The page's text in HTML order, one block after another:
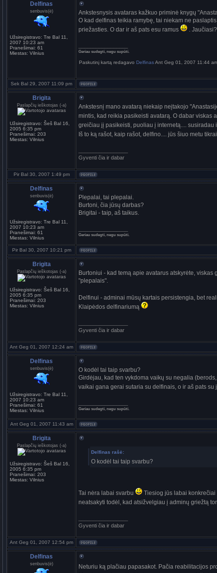
Delfinas
senbuvis(ė)
Užsiregistravo: Tre Bal 11,
2007 10:23 am
Pranešimai: 61
Miestas: Vilnius
Ankstesnysis avataras kažkuo priminė knygų
O kad delfinas teikia ramybę, tai niekam ne
priežasties. O dar ir aš pats esu ramus
. Jaučiasi?
Geriau sudegti, negu supūti.
Paskutinį kartą redagavo DelfinasAnt Geg 01, 2007 11:44
Sek Bal 29, 2007 11:09 pm
Brigita
Paslapčių ieškotojas (-a)
Užsiregistravo: Šeš Bal 16,
2005 6:35 pm
Pranešimai: 203
Miestas: Vilnius
Ankstesnį mano avatarą niekaip neįtakojo
mintis, kad reikia pasikeisti avatarą. O dabar
greičiau jį pasikeisti, puoliau į internetą....
Iš to ką rašot, kaip rašot, delfino.... jūs šiuo metu
Gyventi čia ir dabar
Pir Bal 30, 2007 1:49 pm
Delfinas
senbuvis(ė)
Užsiregistravo: Tre Bal 11,
2007 10:23 am
Pranešimai: 61
Miestas: Vilnius
Plepalai, tai plepalai.
Burtoni, čia jūsų darbas?
Brigitai - taip, aš taikus.
Geriau sudegti, negu supūti.
Pir Bal 30, 2007 10:21 pm
Brigita
Paslapčių ieškotojas (-a)
Užsiregistravo: Šeš Bal 16,
2005 6:35 pm
Pranešimai: 203
Miestas: Vilnius
Burtoniui - kad temą apie avatarus atskyrėte,
"plepalais".
Delfinui - adminai mūsų kartais persistengia, bet
Klaipėdos delfinariumą
Gyventi čia ir dabar
Ant Geg 01, 2007 12:24 am
Delfinas
senbuvis(ė)
Užsiregistravo: Tre Bal 11,
2007 10:23 am
Pranešimai: 61
Miestas: Vilnius
O kodėl tai taip svarbu?
Girdėjau, kad ten vykdoma vaikų su negalia
vaikai gana gerai sutaria su delfinais, o ir aš pats
Geriau sudegti, negu supūti.
Ant Geg 01, 2007 11:43 am
Brigita
Paslapčių ieškotojas (-a)
Užsiregistravo: Šeš Bal 16,
2005 6:35 pm
Pranešimai: 203
Miestas: Vilnius
Delfinas rašė:
O kodėl tai taip svarbu?
Tai nėra labai svarbu
Tiesiog jūs labai
neatsakyti todėl, kad atsižvelgiau į adminų griežtą
Gyventi čia ir dabar
Ant Geg 01, 2007 12:54 pm
Delfinas
senbuvis(ė)
Neturiu ką plačiau papasakot. Pačia reabilitacijos